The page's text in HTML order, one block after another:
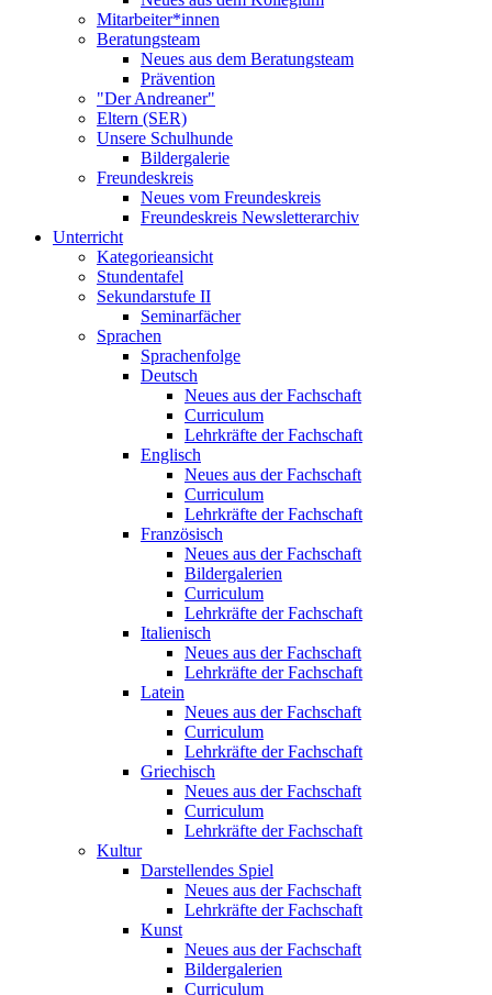
Mitarbeiter*innen
Beratungsteam
Neues aus dem Beratungsteam
Prävention
"Der Andreaner"
Eltern (SER)
Unsere Schulhunde
Bildergalerie
Freundeskreis
Neues vom Freundeskreis
Freundeskreis Newsletterarchiv
Unterricht
Kategorieansicht
Stundentafel
Sekundarstufe II
Seminarfächer
Sprachen
Sprachenfolge
Deutsch
Neues aus der Fachschaft
Curriculum
Lehrkräfte der Fachschaft
Englisch
Neues aus der Fachschaft
Curriculum
Lehrkräfte der Fachschaft
Französisch
Neues aus der Fachschaft
Bildergalerien
Curriculum
Lehrkräfte der Fachschaft
Italienisch
Neues aus der Fachschaft
Lehrkräfte der Fachschaft
Latein
Neues aus der Fachschaft
Curriculum
Lehrkräfte der Fachschaft
Griechisch
Neues aus der Fachschaft
Curriculum
Lehrkräfte der Fachschaft
Kultur
Darstellendes Spiel
Neues aus der Fachschaft
Lehrkräfte der Fachschaft
Kunst
Neues aus der Fachschaft
Bildergalerien
Curriculum